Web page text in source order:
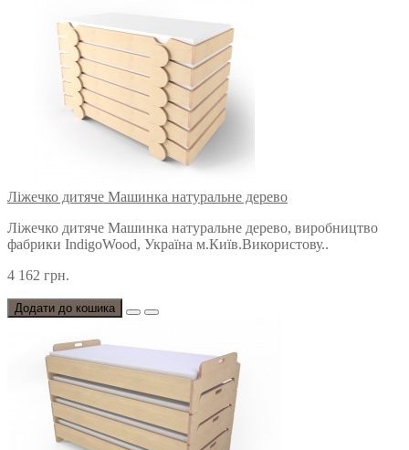
Ліжечко дитяче Машинка натуральне дерево
Ліжечко дитяче Машинка натуральне дерево, виробництво
фабрики IndigoWood, Україна м.Київ.Використову..
4 162 грн.
Додати до кошика